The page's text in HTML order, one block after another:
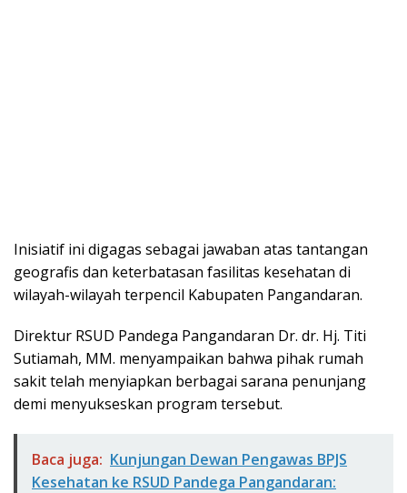
Inisiatif ini digagas sebagai jawaban atas tantangan
geografis dan keterbatasan fasilitas kesehatan di
wilayah-wilayah terpencil Kabupaten Pangandaran.
Direktur RSUD Pandega Pangandaran Dr. dr. Hj. Titi
Sutiamah, MM. menyampaikan bahwa pihak rumah
sakit telah menyiapkan berbagai sarana penunjang
demi menyukseskan program tersebut.
Baca juga: Kunjungan Dewan Pengawas BPJS
Kesehatan ke RSUD Pandega Pangandaran: